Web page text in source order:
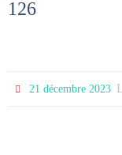
126
21 décembre 2023